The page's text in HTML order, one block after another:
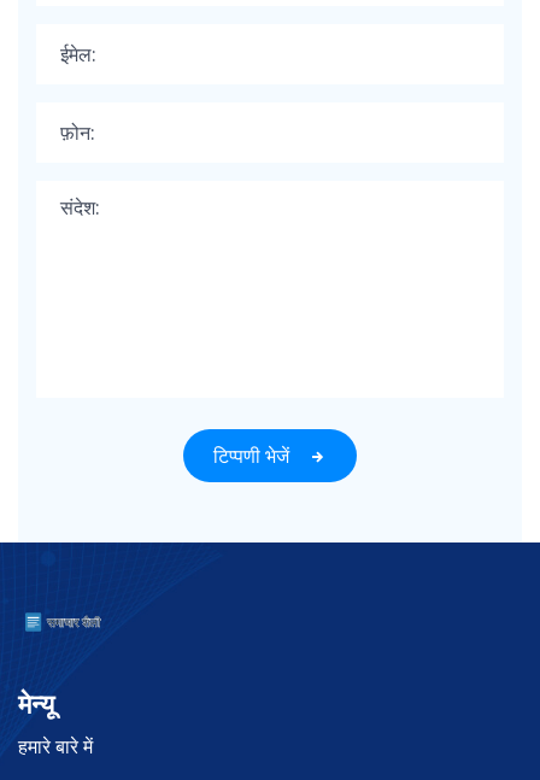
टिप्पणी भेजें
मेन्यू
हमारे बारे में